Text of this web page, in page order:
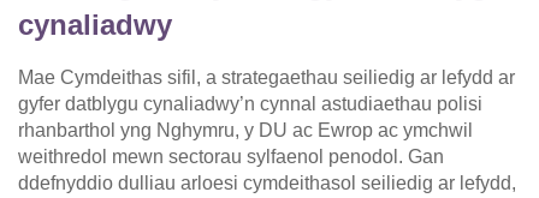
cynaliadwy
Mae Cymdeithas sifil, a strategaethau seiliedig ar lefydd ar
gyfer datblygu cynaliadwy’n cynnal astudiaethau polisi
rhanbarthol yng Nghymru, y DU ac Ewrop ac ymchwil
weithredol mewn sectorau sylfaenol penodol. Gan
ddefnyddio dulliau arloesi cymdeithasol seiliedig ar lefydd,